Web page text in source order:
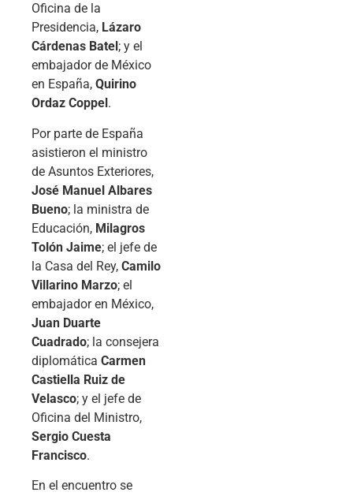
Oficina de la
Presidencia, Lázaro
Cárdenas Batel ; y el
embajador de México
en España, Quirino
Ordaz Coppel .
Por parte de España
asistieron el ministro
de Asuntos Exteriores,
José Manuel Albares
Bueno; la ministra de
Educación, Milagros
Tolón Jaime; el jefe de
la Casa del Rey, Camilo
Villarino Marzo; el
embajador en México,
Juan Duarte
Cuadrado; la consejera
diplomática Carmen
Castiella Ruiz de
Velasco; y el jefe de
Oficina del Ministro,
Sergio Cuesta
Francisco.
En el encuentro se